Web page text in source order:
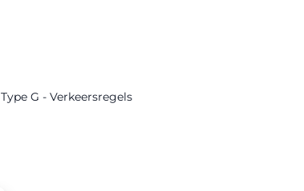
Type G - Verkeersregels